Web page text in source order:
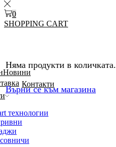
Новини
Контакти
технологии
0
SHOPPING CART
Няма продукти в количката.
Върни се към магазина